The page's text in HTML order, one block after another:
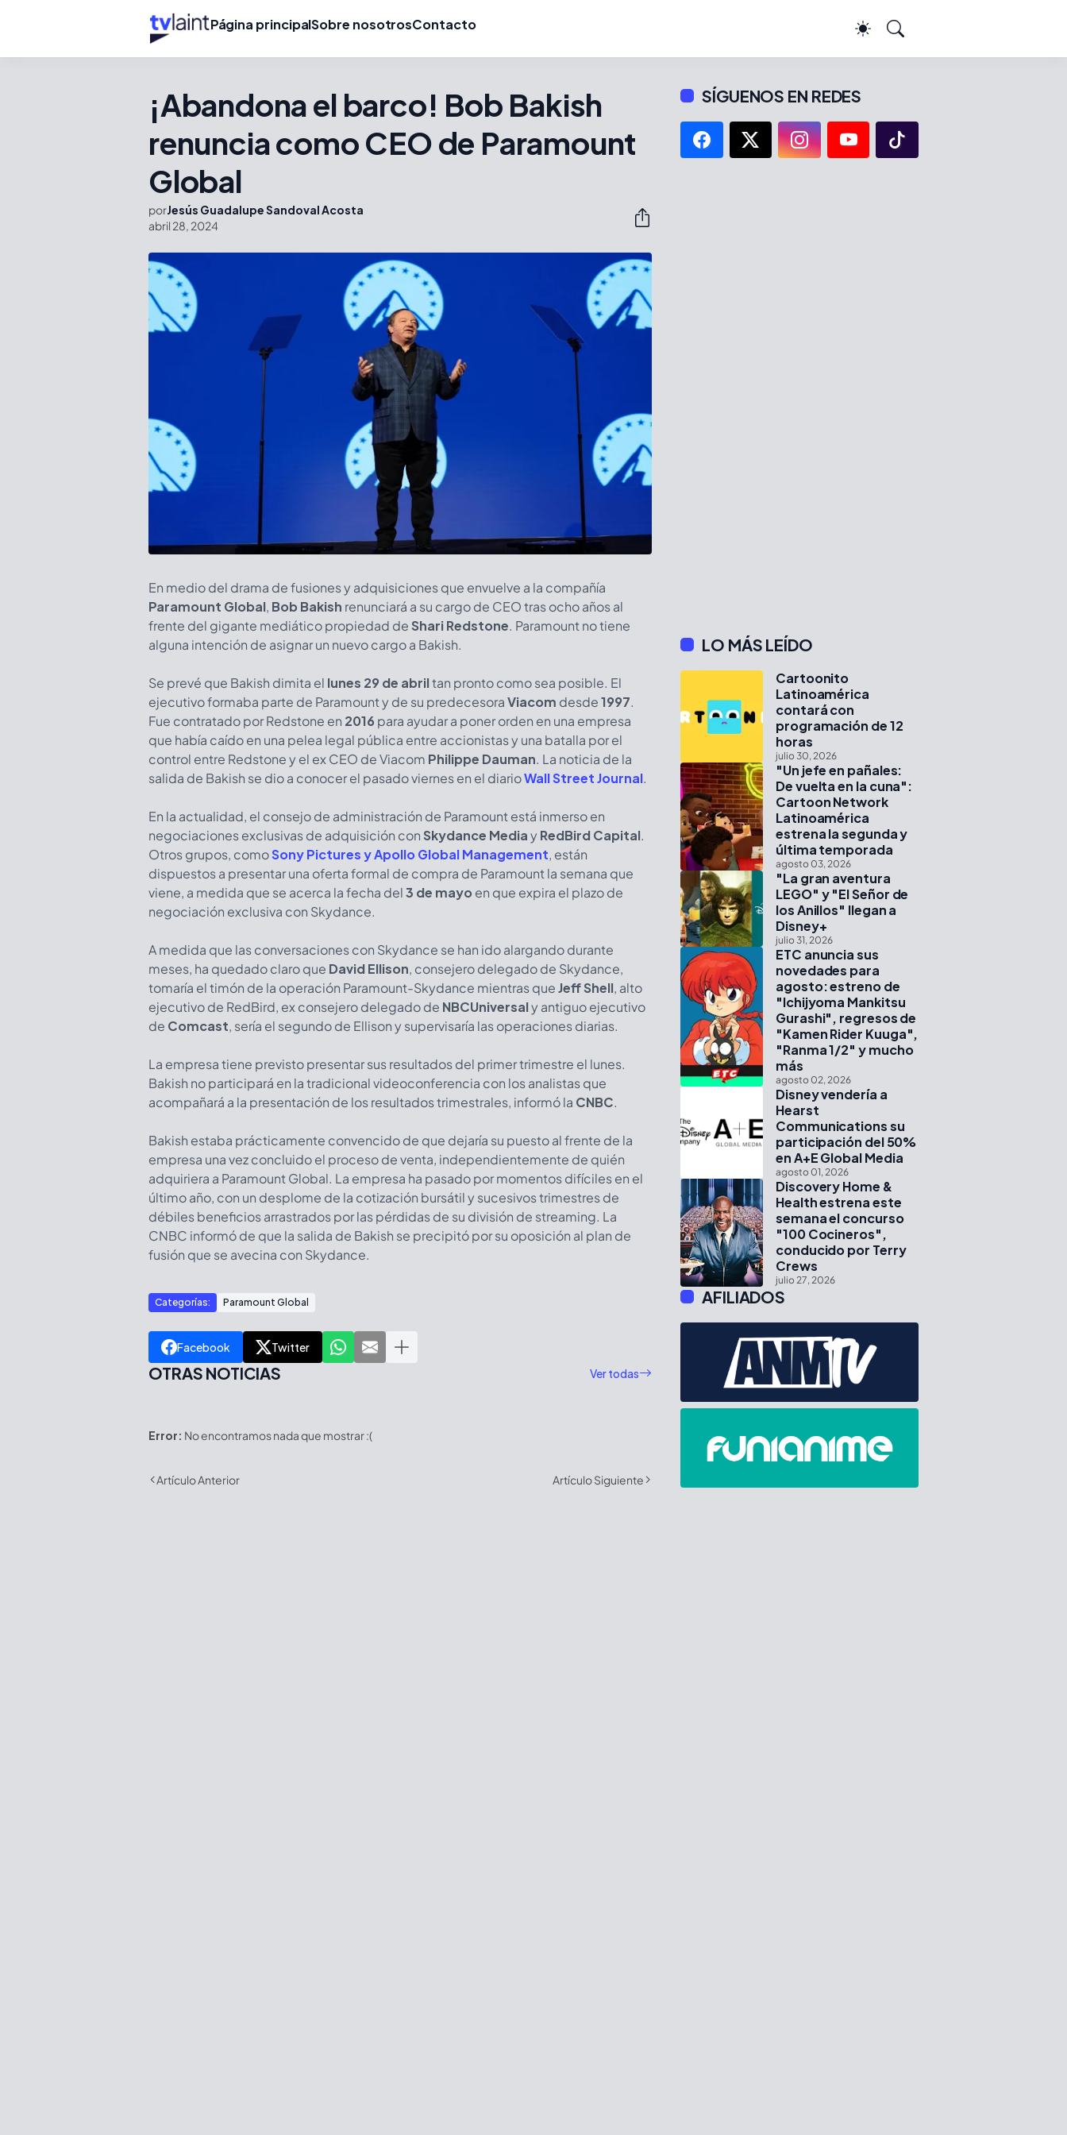
Página principalSobre nosotrosContacto
¡Abandona el barco! Bob Bakish
renuncia como CEO de Paramount
Global
porJesús Guadalupe Sandoval Acosta
abril 28, 2024
En medio del drama de fusiones y adquisiciones que envuelve a la compañía
Paramount Global, Bob Bakish renunciará a su cargo de CEO tras ocho años al
frente del gigante mediático propiedad de Shari Redstone. Paramount no tiene
alguna intención de asignar un nuevo cargo a Bakish.
Se prevé que Bakish dimita el lunes 29 de abriltan pronto como sea posible. El
ejecutivo formaba parte de Paramount y de su predecesoraViacom desde1997.
Fue contratado por Redstone en 2016 para ayudar a poner orden en una empresa
que había caído en una pelea legal pública entre accionistas y una batalla por el
control entre Redstone y el ex CEO de Viacom Philippe Dauman. La noticia de la
salida de Bakish se dio a conocer el pasado viernes en el diarioWall Street Journal.
En la actualidad, el consejo de administración de Paramount está inmerso en
negociaciones exclusivas de adquisición con Skydance MediayRedBird Capital.
Otros grupos, comoSony Pictures y Apollo Global Management, están
dispuestos a presentar una oferta formal de compra de Paramount la semana que
viene, a medida que se acerca la fecha del3 de mayo en que expira el plazo de
negociación exclusiva con Skydance.
A medida que las conversaciones con Skydance se han ido alargando durante
meses, ha quedado claro que David Ellison, consejero delegado de Skydance,
tomaría el timón de la operación Paramount-Skydance mientras queJeff Shell, alto
ejecutivo de RedBird, ex consejero delegado de NBCUniversaly antiguo ejecutivo
de Comcast, sería el segundo de Ellison y supervisaría las operaciones diarias.
La empresa tiene previsto presentar sus resultados del primer trimestre el lunes.
Bakish no participará en la tradicional videoconferencia con los analistas que
acompañará a la presentación de los resultados trimestrales, informó la CNBC.
Bakish estaba prácticamente convencido de que dejaría su puesto al frente de la
empresa una vez concluido el proceso de venta, independientemente de quién
adquiriera a Paramount Global. La empresa ha pasado por momentos difíciles en el
último año, con un desplome de la cotización bursátil y sucesivos trimestres de
débiles beneficios arrastrados por las pérdidas de su división de streaming. La
CNBC informó de que la salida de Bakish se precipitó por su oposición al plan de
fusión que se avecina con Skydance.
Categorías: Paramount Global
Facebook Twitter
OTRAS NOTICIAS Ver todas
Error: No encontramos nada que mostrar :(
Artículo Anterior Artículo Siguiente
SÍGUENOS EN REDES
LO MÁS LEÍDO
Cartoonito
Latinoamérica
contará con
programación de 12
horas
julio 30, 2026
"Un jefe en pañales:
De vuelta en la cuna":
Cartoon Network
Latinoamérica
estrena la segunda y
última temporada
agosto 03, 2026
"La gran aventura
LEGO" y "El Señor de
los Anillos" llegan a
Disney+
julio 31, 2026
ETC anuncia sus
novedades para
agosto: estreno de
"Ichijyoma Mankitsu
Gurashi", regresos de
"Kamen Rider Kuuga",
"Ranma 1/2" y mucho
más
agosto 02, 2026
Disney vendería a
Hearst
Communications su
participación del 50%
en A+E Global Media
agosto 01, 2026
Discovery Home &
Health estrena este
semana el concurso
"100 Cocineros",
conducido por Terry
Crews
julio 27, 2026
AFILIADOS